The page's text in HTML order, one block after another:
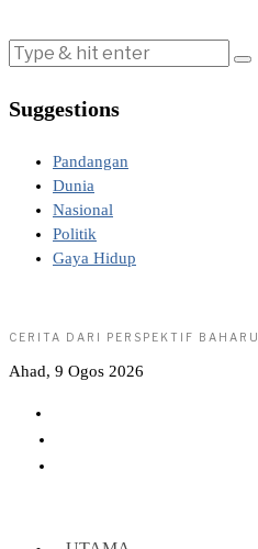
Suggestions
Pandangan
Dunia
Nasional
Politik
Gaya Hidup
CERITA DARI PERSPEKTIF BAHARU
Ahad, 9 Ogos 2026